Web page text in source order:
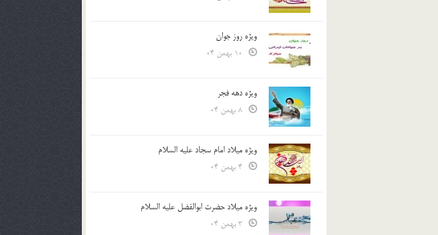
ویژه روز جوان
ویژه دهه فجر
ویژه میلاد امام سجاد علیه السلام
ویژه میلاد حضرت ابوالفضل علیه السلام